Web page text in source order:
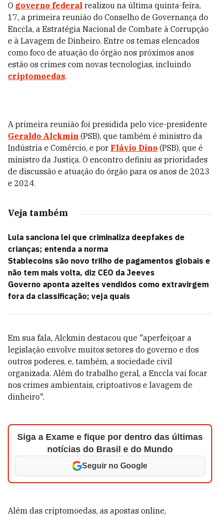
O governo federal realizou na última quinta-feira,
17, a primeira reunião do Conselho de Governança do
Enccla, a Estratégia Nacional de Combate à Corrupção
e à Lavagem de Dinheiro. Entre os temas elencados
como foco de atuação do órgão nos próximos anos
estão os crimes com novas tecnologias, incluindo
criptomoedas.
A primeira reunião foi presidida pelo vice-presidente
Geraldo Alckmin (PSB), que também é ministro da
Indústria e Comércio, e por Flávio Dino (PSB), que é
ministro da Justiça. O encontro definiu as prioridades
de discussão e atuação do órgão para os anos de 2023
e 2024.
Veja também
Lula sanciona lei que criminaliza deepfakes de
crianças; entenda a norma
Stablecoins são novo trilho de pagamentos globais e
não tem mais volta, diz CEO da Jeeves
Governo aponta azeites vendidos como extravirgem
fora da classificação; veja quais
Em sua fala, Alckmin destacou que "aperfeiçoar a
legislação envolve muitos setores do governo e dos
outros poderes, e, também, a sociedade civil
organizada. Além do trabalho geral, a Enccla vai focar
nos crimes ambientais, criptoativos e lavagem de
dinheiro".
Siga a Exame e fique por dentro das últimas
notícias do Brasil e do Mundo
Seguir no Google
Além das criptomoedas, as apostas online,